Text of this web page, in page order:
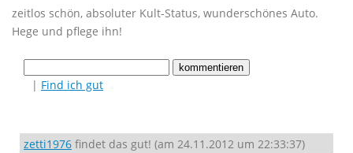
zeitlos schön, absoluter Kult-Status, wunderschönes Auto.
Hege und pflege ihn!
| Find ich gut
zetti1976 findet das gut! (am 24.11.2012 um 22:33:37)